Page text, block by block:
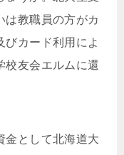
は教職員の方がカ
びカード利用によ
校友会エルムに還
金として北海道大